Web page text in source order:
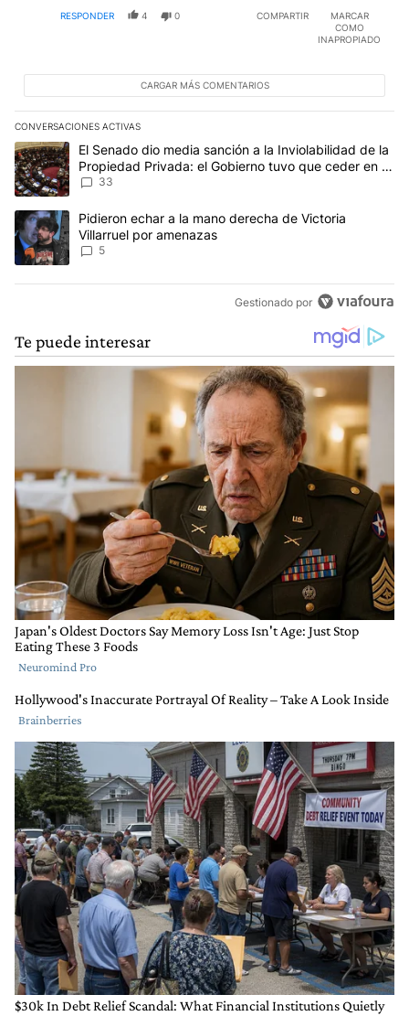
RESPONDER 4 0 COMPARTIR
MARCAR
COMO
INAPROPIADO
CARGAR MÁS COMENTARIOS
CONVERSACIONES ACTIVAS
Este listado muestra los artículos con más comentarios en los
Un artículo de tendencia con el título "El Senado dio media
El Senado dio media sanción a la Inviolabilidad de la
Propiedad Privada: el Gobierno tuvo que ceder en la
Ley del Manejo del Fuego
33
Un artículo de tendencia con el título "Pidieron echar a la mano
Pidieron echar a la mano derecha de Victoria
Villarruel por amenazas
5
Gestionado por